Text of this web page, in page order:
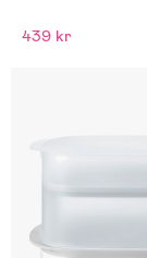
439 kr